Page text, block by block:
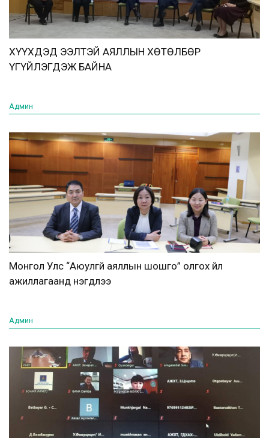
ХҮҮХДЭД ЭЭЛТЭЙ АЯЛЛЫН ХӨТӨЛБӨР
ҮГҮЙЛЭГДЭЖ БАЙНА
Админ
Монгол Улс “Аюулгүй аяллын шошго” олгох үйл
ажиллагаанд нэгдлээ
Админ